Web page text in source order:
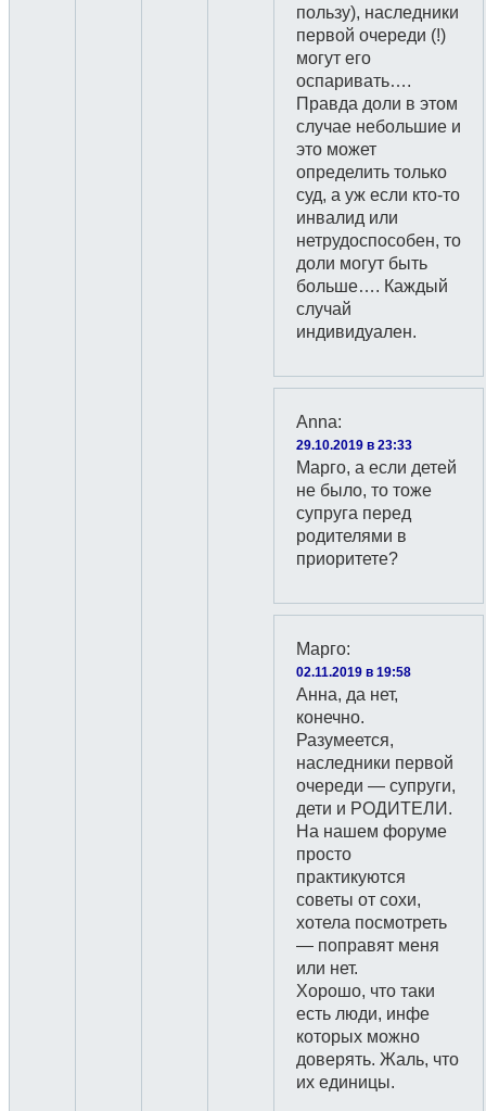
пользу), наследники
первой очереди (!)
могут его
оспаривать….
Правда доли в этом
случае небольшие и
это может
определить только
суд, а уж если кто-то
инвалид или
нетрудоспособен, то
доли могут быть
больше…. Каждый
случай
индивидуален.
Anna:
29.10.2019 в 23:33
Марго, а если детей
не было, то тоже
супруга перед
родителями в
приоритете?
Марго:
02.11.2019 в 19:58
Анна, да нет,
конечно.
Разумеется,
наследники первой
очереди — супруги,
дети и РОДИТЕЛИ.
На нашем форуме
просто
практикуются
советы от сохи,
хотела посмотреть
— поправят меня
или нет.
Хорошо, что таки
есть люди, инфе
которых можно
доверять. Жаль, что
их единицы.